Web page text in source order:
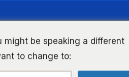
might be speaking a different
to change to: